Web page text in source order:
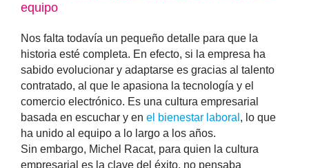
equipo
Nos falta todavía un pequeño detalle para que la
historia esté completa. En efecto, si la empresa ha
sabido evolucionar y adaptarse es gracias al talento
contratado, al que le apasiona la tecnología y el
comercio electrónico. Es una cultura empresarial
basada en escuchar y en el bienestar laboral , lo que
ha unido al equipo a lo largo a los años.
Sin embargo, Michel Racat, para quien la cultura
empresarial es la clave del éxito, no pensaba